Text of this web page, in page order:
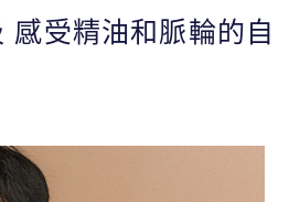
感受精油和脈輪的自